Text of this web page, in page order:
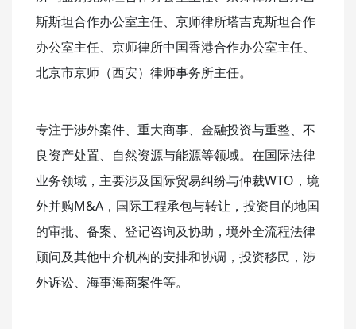
斯斯坦合作办公室主任、京师律所塔吉克斯坦合作
办公室主任、京师律所中国香港合作办公室主任、
北京市京师（西安）律师事务所主任。
专注于涉外案件、重大商事、金融投资与重整、不
良资产处置、自然资源与能源等领域。在国际法律
业务领域，主要涉及国际贸易纠纷与仲裁WTO，境
外并购M&A，国际工程承包与转让，投资目的地国
的审批、备案、登记咨询及协助，境外全流程法律
顾问及其他中介机构的安排和协调，投资移民，涉
外诉讼、海事海商案件等。